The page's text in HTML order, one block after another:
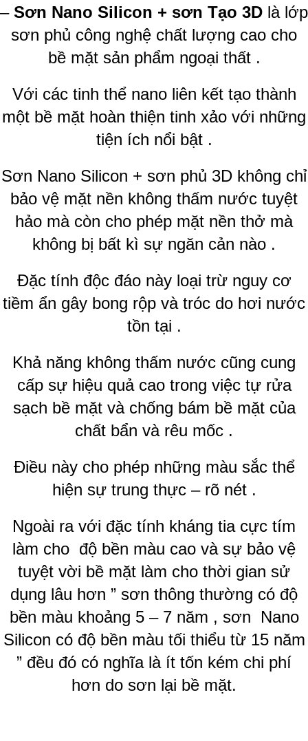
– Sơn Nano Silicon + sơn Tạo 3D là lớp
sơn phủ công nghệ chất lượng cao cho
bề mặt sản phẩm ngoại thất .
Với các tinh thể nano liên kết tạo thành
một bề mặt hoàn thiện tinh xảo với những
tiện ích nổi bật .
Sơn Nano Silicon + sơn phủ 3D không chỉ
bảo vệ mặt nền không thấm nước tuyệt
hảo mà còn cho phép mặt nền thở mà
không bị bất kì sự ngăn cản nào .
Đặc tính độc đáo này loại trừ nguy cơ
tiềm ẩn gây bong rộp và tróc do hơi nước
tồn tại .
Khả năng không thấm nước cũng cung
cấp sự hiệu quả cao trong việc tự rửa
sạch bề mặt và chống bám bề mặt của
chất bẩn và rêu mốc .
Điều này cho phép những màu sắc thể
hiện sự trung thực – rõ nét .
Ngoài ra với đặc tính kháng tia cực tím
làm cho độ bền màu cao và sự bảo vệ
tuyệt vời bề mặt làm cho thời gian sử
dụng lâu hơn ” sơn thông thường có độ
bền màu khoảng 5 – 7 năm , sơn Nano
Silicon có độ bền màu tối thiểu từ 15 năm
” đều đó có nghĩa là ít tốn kém chi phí
hơn do sơn lại bề mặt.